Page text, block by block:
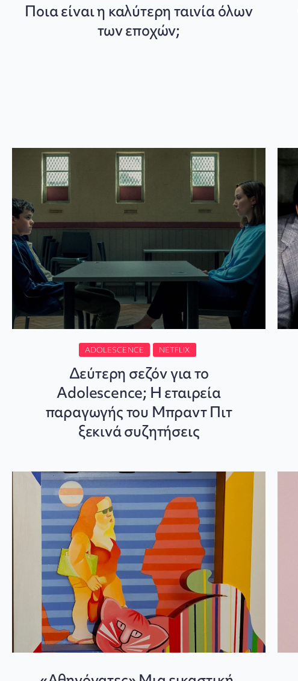
Ποια είναι η καλύτερη ταινία όλων
των εποχών;
ADOLESCENCE NETFLIX
Δεύτερη σεζόν για το
Adolescence; Η εταιρεία
παραγωγής του Μπραντ Πιτ
ξεκινά συζητήσεις